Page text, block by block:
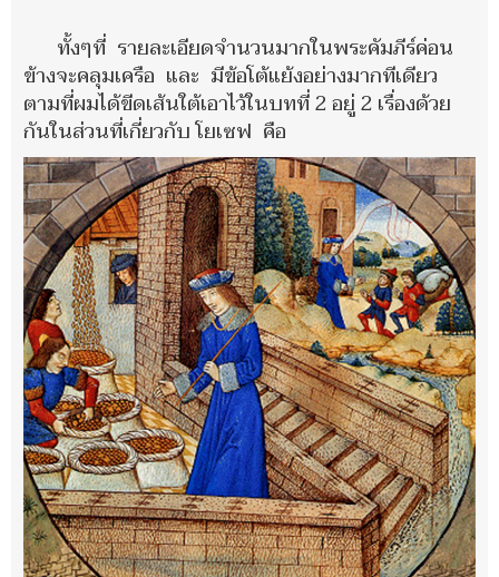
ทั้งๆที่ รายละเอียดจำนวนมากในพระคัมภีร์ค่อน
ข้างจะคลุมเครือ และ มีข้อโต้แย้งอย่างมากทีเดียว
ตามที่ผมได้ขีดเส้นใต้เอาไว้ในบทที่ 2 อยู่ 2 เรื่องด้วย
กันในส่วนที่เกี่ยวกับ โยเซฟ คือ